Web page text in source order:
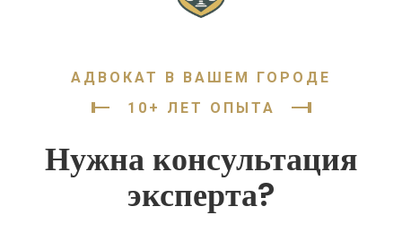
АДВОКАТ В ВАШЕМ ГОРОДЕ
10+ ЛЕТ ОПЫТА
Нужна консультация
эксперта?